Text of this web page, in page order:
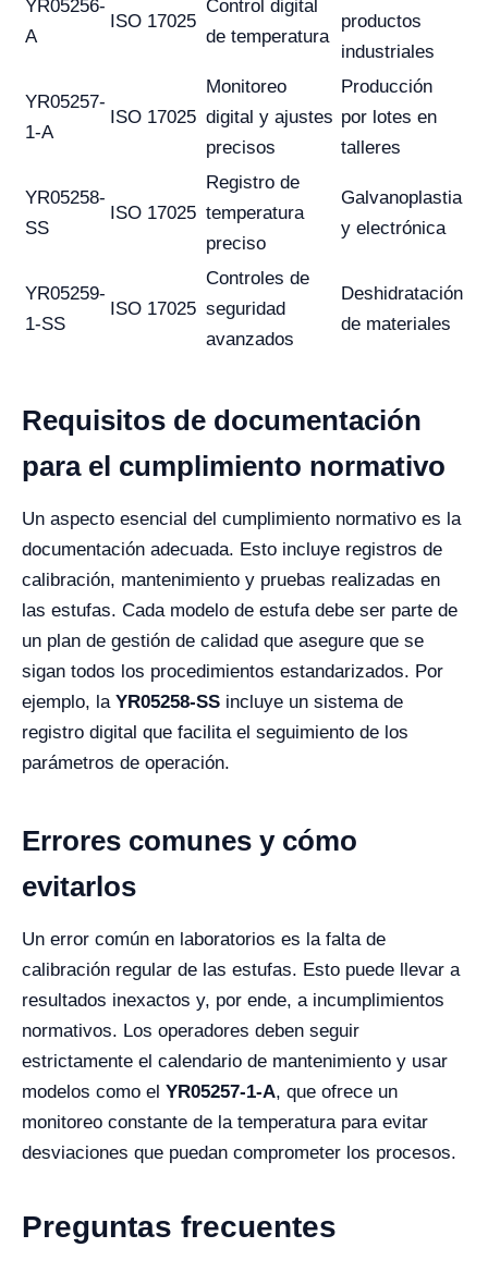
YR05256-
A
ISO 17025
Control digital
de temperatura
productos
industriales
YR05257-
1-A
ISO 17025
Monitoreo
digital y ajustes
precisos
Producción
por lotes en
talleres
YR05258-
SS
ISO 17025
Registro de
temperatura
preciso
Galvanoplastia
y electrónica
YR05259-
1-SS
ISO 17025
Controles de
seguridad
avanzados
Deshidratación
de materiales
Requisitos de documentación
para el cumplimiento normativo
Un aspecto esencial del cumplimiento normativo es la
documentación adecuada. Esto incluye registros de
calibración, mantenimiento y pruebas realizadas en
las estufas. Cada modelo de estufa debe ser parte de
un plan de gestión de calidad que asegure que se
sigan todos los procedimientos estandarizados. Por
ejemplo, la YR05258-SS incluye un sistema de
registro digital que facilita el seguimiento de los
parámetros de operación.
Errores comunes y cómo
evitarlos
Un error común en laboratorios es la falta de
calibración regular de las estufas. Esto puede llevar a
resultados inexactos y, por ende, a incumplimientos
normativos. Los operadores deben seguir
estrictamente el calendario de mantenimiento y usar
modelos como el YR05257-1-A, que ofrece un
monitoreo constante de la temperatura para evitar
desviaciones que puedan comprometer los procesos.
Preguntas frecuentes